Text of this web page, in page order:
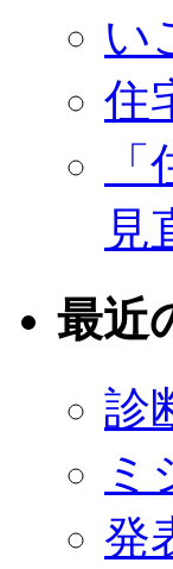
い
住
見
最近
診
ミ
発